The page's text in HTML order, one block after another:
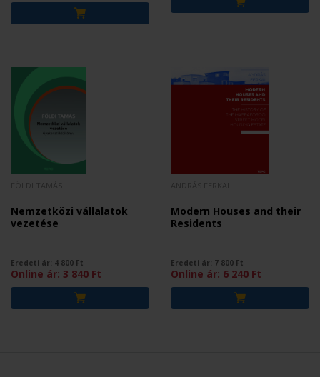
Nemzetközi vállalatok
vezetése
Eredeti ár: 4 800 Ft
Online ár: 3 840 Ft
Modern Houses and their
Residents
Eredeti ár: 7 800 Ft
Online ár: 6 240 Ft